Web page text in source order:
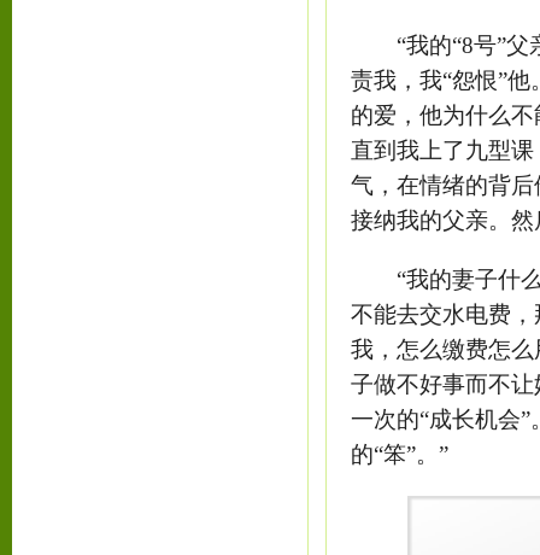
“我的“8号”父
责我，我“怨恨”
的爱，他为什么
直到我上了九型
气，在情绪的背
接纳我的父亲。
“我的妻子什么
不能去交水电费
我，怎么缴费怎
子做不好事而不
一次的“成长机会
的“笨”。”